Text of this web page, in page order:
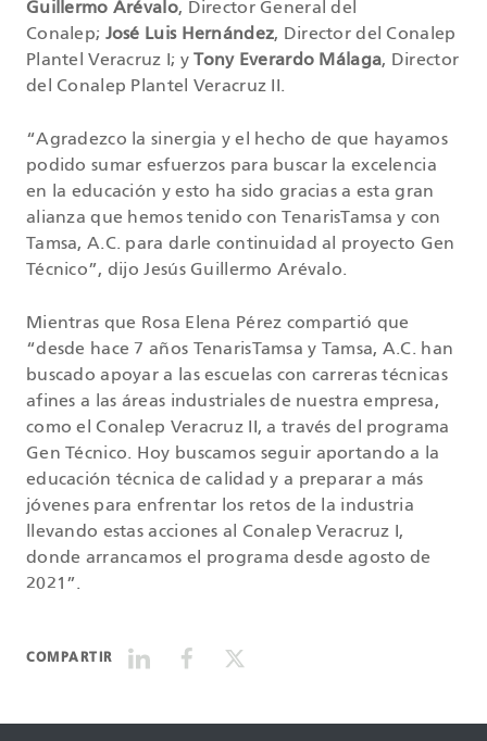
Guillermo Arévalo, Director General del
Conalep; José Luis Hernández, Director del Conalep
Plantel Veracruz I; y Tony Everardo Málaga, Director
del Conalep Plantel Veracruz II.
“Agradezco la sinergia y el hecho de que hayamos
podido sumar esfuerzos para buscar la excelencia
en la educación y esto ha sido gracias a esta gran
alianza que hemos tenido con TenarisTamsa y con
Tamsa, A.C. para darle continuidad al proyecto Gen
Técnico”, dijo Jesús Guillermo Arévalo.
Mientras que Rosa Elena Pérez compartió que
“desde hace 7 años TenarisTamsa y Tamsa, A.C. han
buscado apoyar a las escuelas con carreras técnicas
afines a las áreas industriales de nuestra empresa,
como el Conalep Veracruz II, a través del programa
Gen Técnico. Hoy buscamos seguir aportando a la
educación técnica de calidad y a preparar a más
jóvenes para enfrentar los retos de la industria
llevando estas acciones al Conalep Veracruz I,
donde arrancamos el programa desde agosto de
2021”.
COMPARTIR